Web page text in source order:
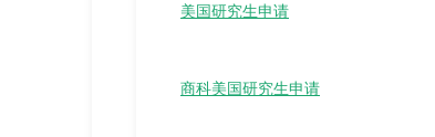
美国研究生申请
商科美国研究生申请